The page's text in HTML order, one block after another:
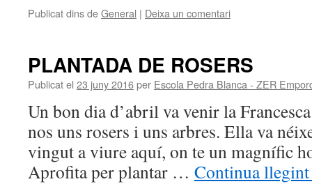
Publicat dins deGeneral | Deixa un comentari
PLANTADA DE ROSERS
Publicat el 23 juny 2016per Escola Pedra Blanca - ZER
Un bon dia d’abril va venir la
nos uns rosers i uns arbres. Ella va
vingut a viure aquí, on te un magnífic
Aprofita per plantar … Continua